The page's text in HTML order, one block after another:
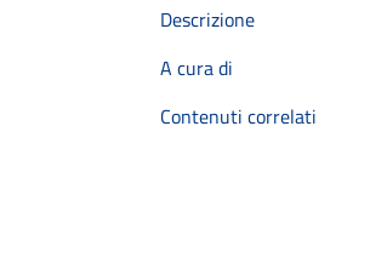
Descrizione
A cura di
Contenuti correlati